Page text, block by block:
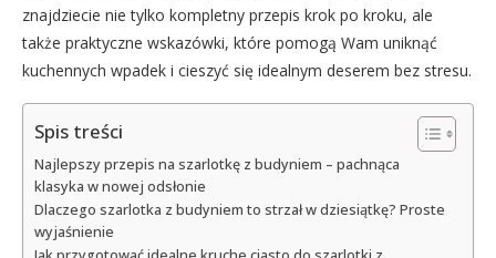
znajdziecie nie tylko kompletny przepis krok po kroku, ale
także praktyczne wskazówki, które pomogą Wam uniknąć
kuchennych wpadek i cieszyć się idealnym deserem bez stresu.
Spis treści
Najlepszy przepis na szarlotkę z budyniem – pachnąca
klasyka w nowej odsłonie
Dlaczego szarlotka z budyniem to strzał w dziesiątkę? Proste
wyjaśnienie